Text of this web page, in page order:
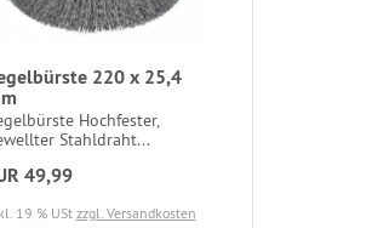
220 x 25,4
Hochfester,
Stahldraht...
49,99
19 % USt zzgl. Versandkosten